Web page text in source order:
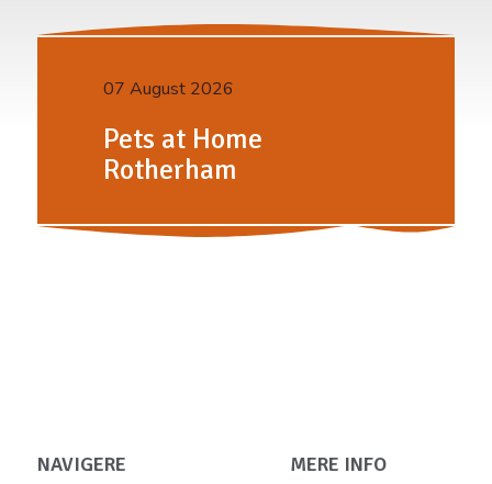
07 August 2026
Pets at Home
Rotherham
NAVIGERE MERE INFO